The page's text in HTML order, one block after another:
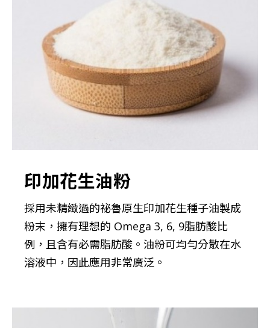
印加花生油粉
採用未精緻過的祕魯原生印加花生種子油製成
粉末，擁有理想的 Omega 3, 6, 9脂肪酸比
例，且含有必需脂肪酸。油粉可均勻分散在水
溶液中，因此應用非常廣泛。